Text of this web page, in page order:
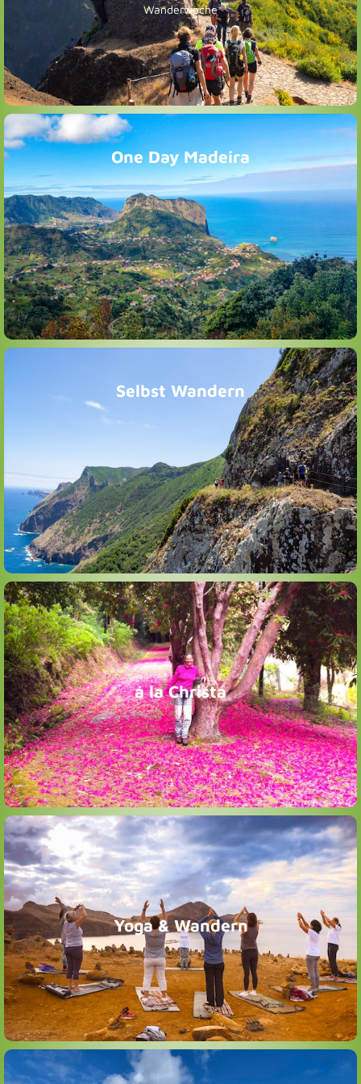
Wanderwoche
Christa hat für Ihr Team Wanderrouten aus Ihrer
Schatztruhe zusammengestellt. Verteilt über die ganze
One Day Madeira
Ihr sendet uns vorab eure Wunschliste der
Sehenswürdigkeiten, dir ihr kennen lernen wollt und wir
gestalten ein individuelles Tagesprogramm.
Selbst Wandern
2 Tage Wandern mit Guide damit ihr einen überblick und
wissen über die Insel bekommt dann bekommt ein
Mietauto und Tourenvorschläge die auf das aktuelle
Wetter und Blütenstand von Flora & Fauna angepasst
sind und erkundet die Insel in Zweisamkeit
á la Christa
Ein bunter Querschnitt der unterschiedlichen Regionen
Madeiras mit ihren vielfältigen Landschaftsformen,
klimatischen Bedingungen und botanischen
Besonderheiten. Christa & ihr Team kombinieren für
dieses Programm abwechslungsreiche Wanderungen aus
ihrer “Schatzkiste”.
Yoga & Wandern
Wir praktizieren Yoga und Meditation. Gemeinsam
wandern wir zu besonderen Plätzen in der kraftvollen
Natur Madeiras. Wir suchen manchmal Einsamkeit und
Stille, manchmal erfreuen wir uns an Gesprächen und
Zuhören. Und merken wie wir wieder Ruhe, Kraft und
Energie gewinnen.